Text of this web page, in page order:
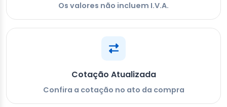
Os valores não incluem I.V.A.
Cotação Atualizada
Confira a cotação no ato da compra